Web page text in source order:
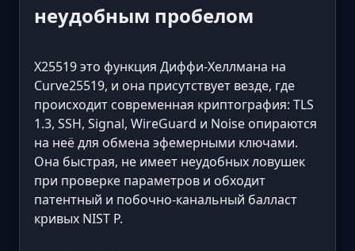
неудобным пробелом
X25519 это функция Диффи-Хеллмана на
Curve25519, и она присутствует везде, где
происходит современная криптография: TLS
1.3, SSH, Signal, WireGuard и Noise опираются
на неё для обмена эфемерными ключами.
Она быстрая, не имеет неудобных ловушек
при проверке параметров и обходит
патентный и побочно-канальный балласт
кривых NIST P.